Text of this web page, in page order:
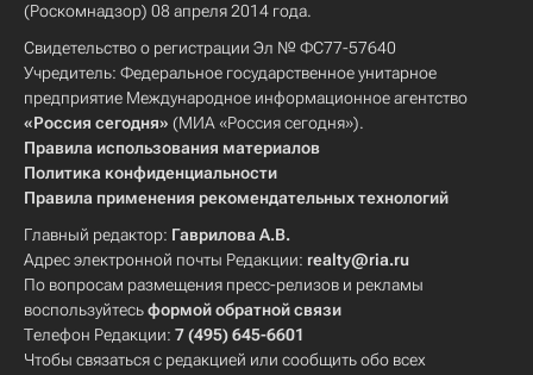
(Роскомнадзор) 08 апреля 2014 года.
Свидетельство о регистрации Эл № ФС77-57640
Учредитель: Федеральное государственное унитарное
предприятие Международное информационное агентство
«Россия сегодня» (МИА «Россия сегодня»).
Правила использования материалов
Политика конфиденциальности
Правила применения рекомендательных технологий
Главный редактор: Гаврилова А.В.
Адрес электронной почты Редакции: realty@ria.ru
По вопросам размещения пресс-релизов и рекламы
воспользуйтесьформой обратной связи
Телефон Редакции: 7 (495) 645-6601
Чтобы связаться с редакцией или сообщить обо всех